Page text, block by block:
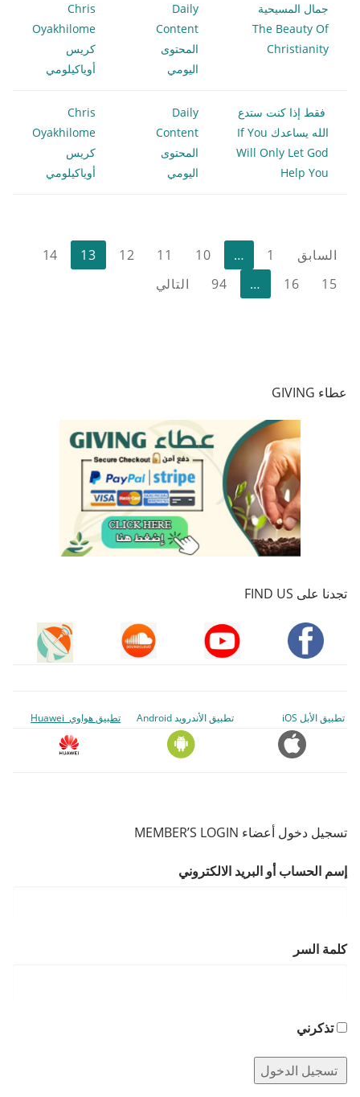
جمال المسيحية
The Beauty Of
Christianity
Daily
Content
المحتوى
اليومي
Chris
Oyakhilome
كريس
أوياكيلومي
فقط إذا كنت ستدع
الله يساعدك If You
Will Only Let God
Help You
Daily
Content
المحتوى
اليومي
Chris
Oyakhilome
كريس
أوياكيلومي
تعدد
صفحات
السابق 1
…
10
11
12
13
14
15
16
…
94 التالي
عطاء GIVING
تجدنا على FIND US
تطبيق الأبل iOS تطبيق الأندرويد Android تطبيق هواوي Huawei
تسجيل دخول أعضاء MEMBER’S LOGIN
إسم الحساب أو البريد الالكتروني
كلمة السر
تذكرني